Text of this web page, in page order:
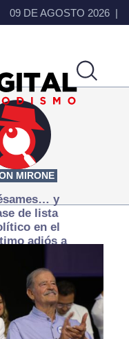
09 DE AGOSTO 2026
MIRONE
y
de lista
en el
adiós a